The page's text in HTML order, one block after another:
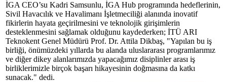
İGA CEO’su Kadri Samsunlu, İGA Hub programında hedeflerinin,
Sivil Havacılık ve Havalimanı İşletmeciliği alanında inovatif
fikirlerin hayata geçirilmesini ve teknolojik girişimlerin
desteklenmesini sağlamak olduğunu kaydederken; İTÜ ARI
Teknokent Genel Müdürü Prof. Dr. Attila Dikbaş, "Yapılan bu iş
birliği, önümüzdeki yıllarda bu alanda uluslararası programlarımız
ve diğer dikey alanlarımızda yapacağımız disiplinler arası iş
birliklerimizle birçok başarı hikayesinin doğmasına da katkı
sunacak." dedi.